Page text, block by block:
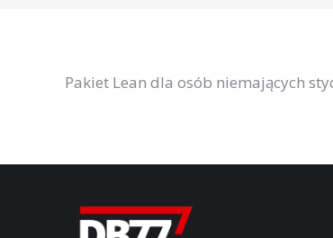
Pakiet Lean dla osób niemających